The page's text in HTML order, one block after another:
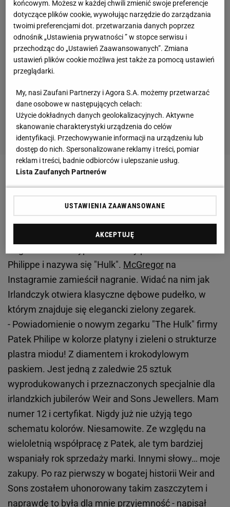
Zobacz wideoJędrzejczyk przegrała po świetnej
Wyjątkowy zegarek Conora McGregora
Philippe i nazywa się "Hulk". McGregor na
Instagramie zamieścił nagranie. Widać na nim jak
Irlandczyk otwiera klasyczne dębowe pudełko, w
którym znajduje się elegancki zielony zegarek.
- Powiadomienie o nowym zegarku "The Hulk" firmy
Patek Philipe w kolorze platyny i zieleni o strukturze
plastra miodu! Z diamentem i krokodylowym
paskiem. Jest jedną z zaledwie 25 sztuk
wyprodukowanych i przeznaczonych specjalnie dla
irlandzkich jubilerów Weir and Sons Jewellers. Mam
numer 12 i certyfikat. Nigdy już nie użyją tego
schematu kolorów. Niesamowite. Ze względu na
wieloletnią współpracę z Patek, ale tym bardziej
wspaniały rok sprzedaży marki. Innymi słowy… moje
zakupy. Po raz pierwszy w bogatej historii Weir and
Sons zostałem uhonorowany takim zaszczytem i
naprawdę to była dla mnie przyjemność - napisał
końcowym. Możesz w każdej chwili zmienić swoje preferencje
dotyczące plików cookie, wywołując narzędzie do zarządzania
twoimi preferencjami dot. przetwarzania danych poprzez
odnośnik „Ustawienia prywatności ” w stopce serwisu i
przechodząc do „Ustawień Zaawansowanych”. Zmiana
ustawień plików cookie możliwa jest także za pomocą ustawień
przeglądarki.
My, nasi Zaufani Partnerzy i Agora S.A. możemy przetwarzać
dane osobowe w następujących celach:
Użycie dokładnych danych geolokalizacyjnych. Aktywne
skanowanie charakterystyki urządzenia do celów
identyfikacji. Przechowywanie informacji na urządzeniu lub
dostęp do nich. Spersonalizowane reklamy i treści, pomiar
reklam i treści, badnie odbiorców i ulepszanie usług.
Lista Zaufanych Partnerów
USTAWIENIA ZAAWANSOWANE
AKCEPTUJĘ